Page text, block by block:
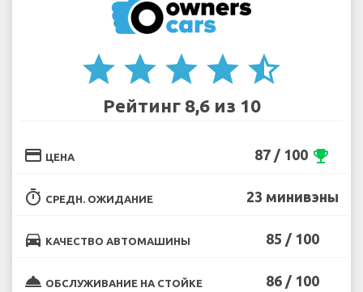
star star star star star_half
Рейтинг 8,6 из 10
credit_card ЦЕНА 87 / 100 emoji_events
timer СРЕДН. ОЖИДАНИЕ 23 минивэны
directions_car КАЧЕСТВО АВТОМАШИНЫ 85 / 100
room_service ОБСЛУЖИВАНИЕ НА СТОЙКЕ 86 / 100